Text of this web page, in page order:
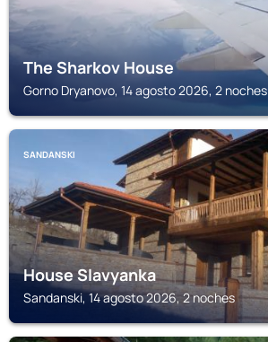
The Sharkov House
Gorno Dryanovo, 14 agosto 2026, 2 noches
SANDANSKI
House Slavyanka
Sandanski, 14 agosto 2026, 2 noches